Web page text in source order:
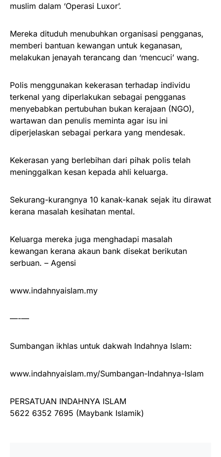
muslim dalam ‘Operasi Luxor’.
Mereka dituduh menubuhkan organisasi pengganas,
memberi bantuan kewangan untuk keganasan,
melakukan jenayah terancang dan ‘mencuci’ wang.
Polis menggunakan kekerasan terhadap individu
terkenal yang diperlakukan sebagai pengganas
menyebabkan pertubuhan bukan kerajaan (NGO),
wartawan dan penulis meminta agar isu ini
diperjelaskan sebagai perkara yang mendesak.
Kekerasan yang berlebihan dari pihak polis telah
meninggalkan kesan kepada ahli keluarga.
Sekurang-kurangnya 10 kanak-kanak sejak itu dirawat
kerana masalah kesihatan mental.
Keluarga mereka juga menghadapi masalah
kewangan kerana akaun bank disekat berikutan
serbuan. – Agensi
www.indahnyaislam.my
—-—
Sumbangan ikhlas untuk dakwah Indahnya Islam:
www.indahnyaislam.my/Sumbangan-Indahnya-Islam
PERSATUAN INDAHNYA ISLAM
5622 6352 7695 (Maybank Islamik)